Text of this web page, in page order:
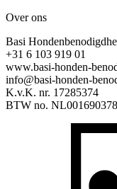
Over ons
Basi
+31 6 103 919 01
www.basi-honden-
info@basi-honden-
K.v.K. nr. 17285374
BTW no.